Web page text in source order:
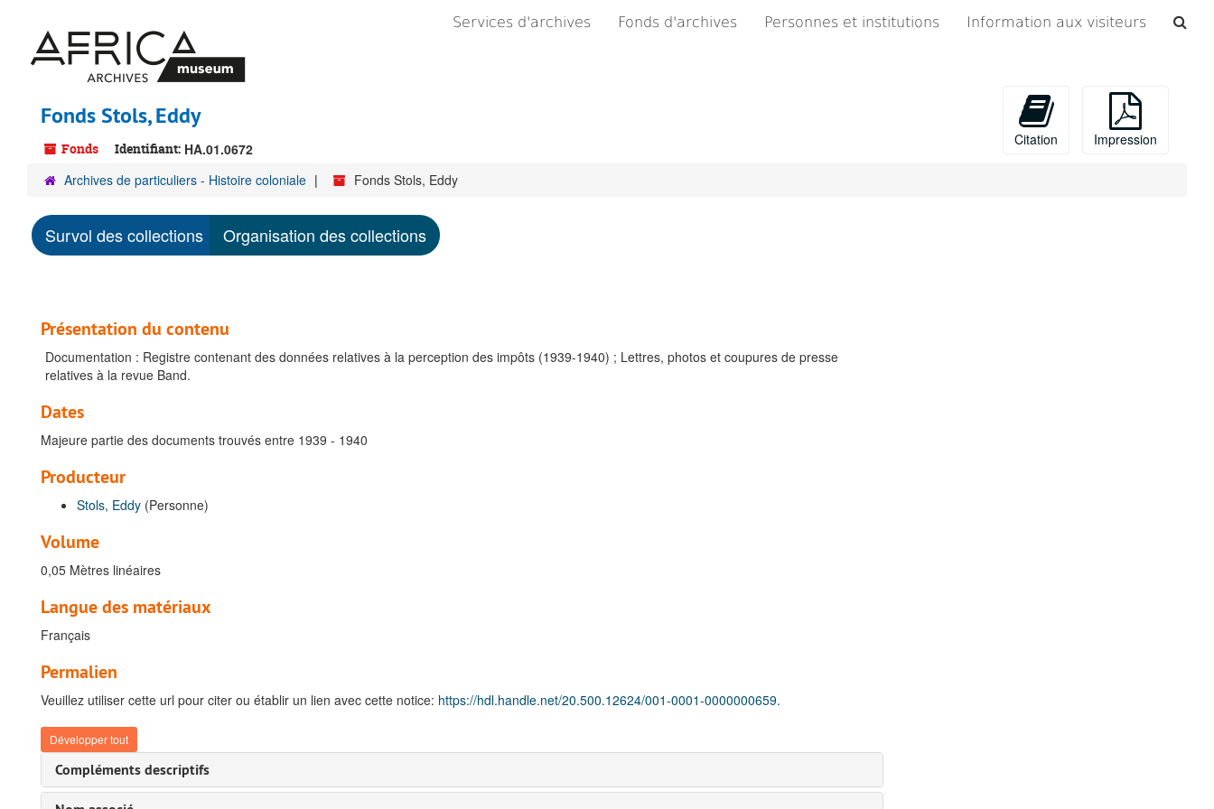
contenu
principal
Services d'archives Fonds d'archives Personnes et institutions Information aux visiteurs
Fonds Stols, Eddy
Fonds Identifiant: HA.01.0672
Citation Impression
Archives de particuliers - Histoire coloniale Fonds Stols, Eddy
Survol des collections Organisation des collections
Présentation du contenu
Documentation : Registre contenant des données relatives à la perception des impôts (1939-1940) ; Lettres, photos et coupures de presse
relatives à la revue Band.
Dates
Majeure partie des documents trouvés entre 1939 - 1940
Producteur
Stols, Eddy (Personne)
Volume
0,05 Mètres linéaires
Langue des matériaux
Français
Permalien
Veuillez utiliser cette url pour citer ou établir un lien avec cette notice: https://hdl.handle.net/20.500.12624/001-0001-0000000659.
Développer tout
Compléments descriptifs